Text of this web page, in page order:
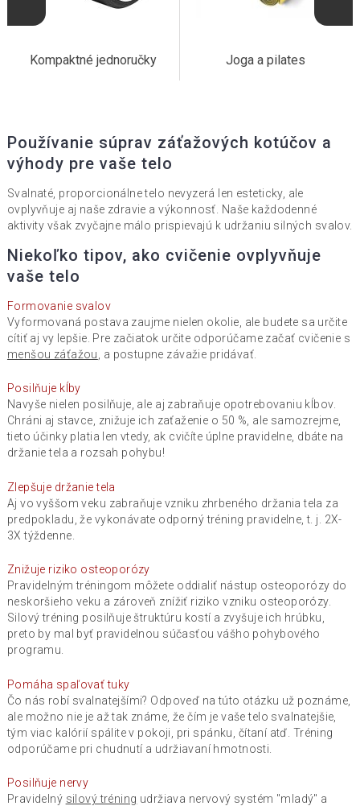
Kompaktné jednoručky Joga a pilates
Používanie súprav záťažových kotúčov a
výhody pre vaše telo
Svalnaté, proporcionálne telo nevyzerá len esteticky, ale
ovplyvňuje aj naše zdravie a výkonnosť. Naše každodenné
aktivity však zvyčajne málo prispievajú k udržaniu silných svalov.
Niekoľko tipov, ako cvičenie ovplyvňuje
vaše telo
Formovanie svalov
Vyformovaná postava zaujme nielen okolie, ale budete sa určite
cítiť aj vy lepšie. Pre začiatok určite odporúčame začať cvičenie s
menšou záťažou
, a postupne závažie pridávať.
Posilňuje kĺby
Navyše nielen posilňuje, ale aj zabraňuje opotrebovaniu kĺbov.
Chráni aj stavce, znižuje ich zaťaženie o 50 %, ale samozrejme,
tieto účinky platia len vtedy, ak cvičíte úplne pravidelne, dbáte na
držanie tela a rozsah pohybu!
Zlepšuje držanie tela
Aj vo vyššom veku zabraňuje vzniku zhrbeného držania tela za
predpokladu, že vykonávate odporný tréning pravidelne, t. j. 2X-
3X týždenne.
Znižuje riziko osteoporózy
Pravidelným tréningom môžete oddialiť nástup osteoporózy do
neskoršieho veku a zároveň znížiť riziko vzniku osteoporózy.
Silový tréning posilňuje štruktúru kostí a zvyšuje ich hrúbku,
preto by mal byť pravidelnou súčasťou vášho pohybového
programu.
Pomáha spaľovať tuky
Čo nás robí svalnatejšími? Odpoveď na túto otázku už poznáme,
ale možno nie je až tak známe, že čím je vaše telo svalnatejšie,
tým viac kalórií spálite v pokoji, pri spánku, čítaní atď. Tréning
odporúčame pri chudnutí a udržiavaní hmotnosti.
Posilňuje nervy
Pravidelný silový tréning udržiava nervový systém "mladý" a